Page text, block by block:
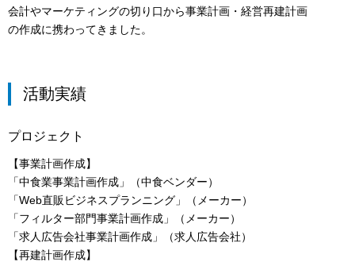
会計やマーケティングの切り口から事業計画・経営再建計画
の作成に携わってきました。
活動実績
プロジェクト
【事業計画作成】
「中食業事業計画作成」（中食ベンダー）
「Web直販ビジネスプランニング」（メーカー）
「フィルター部門事業計画作成」（メーカー）
「求人広告会社事業計画作成」（求人広告会社）
【再建計画作成】